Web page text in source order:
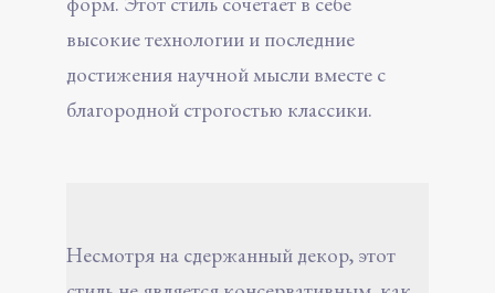
высокие технологии и последние
достижения научной мысли вместе с
благородной строгостью классики.
Несмотря на сдержанный декор, этот